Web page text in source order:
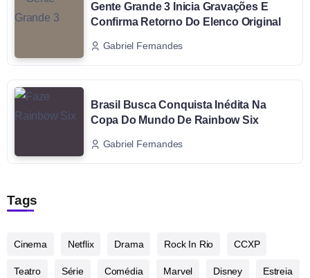
Gente Grande 3 Inicia Gravações E
Confirma Retorno Do Elenco Original
Gabriel Fernandes
Brasil Busca Conquista Inédita Na
Copa Do Mundo De Rainbow Six
Gabriel Fernandes
Tags
Cinema Netflix Drama Rock In Rio CCXP
Teatro Série Comédia Marvel Disney Estreia